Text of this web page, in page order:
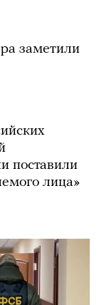
заметили
поставили
лица»